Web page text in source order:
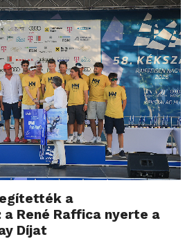
a
a René Raffica nyerte a
Díjat